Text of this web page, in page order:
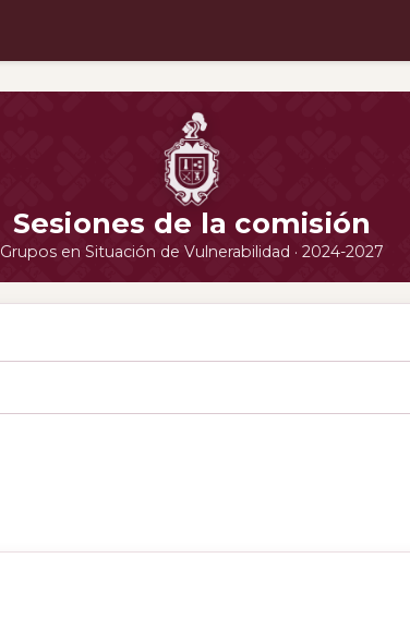
Sesiones de la comisión
Grupos en Situación de Vulnerabilidad · 2024-2027